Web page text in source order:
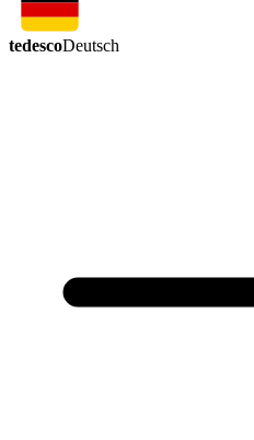
tedescoDeutsch